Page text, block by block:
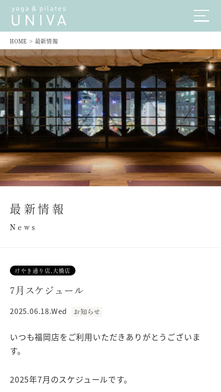
HOME > 最新情報
最新情報
News
けやき通り店,大橋店
7月スケジュール
2025.06.18.Wed お知らせ
いつも福岡店をご利用いただきありがとうございま
す。
2025年7月のスケジュールです。